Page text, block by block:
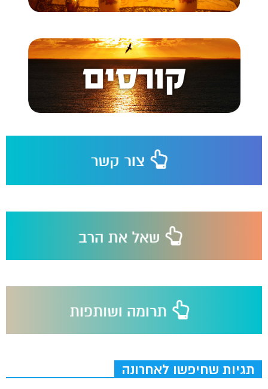
תגיות שחיפשו לאחרונה